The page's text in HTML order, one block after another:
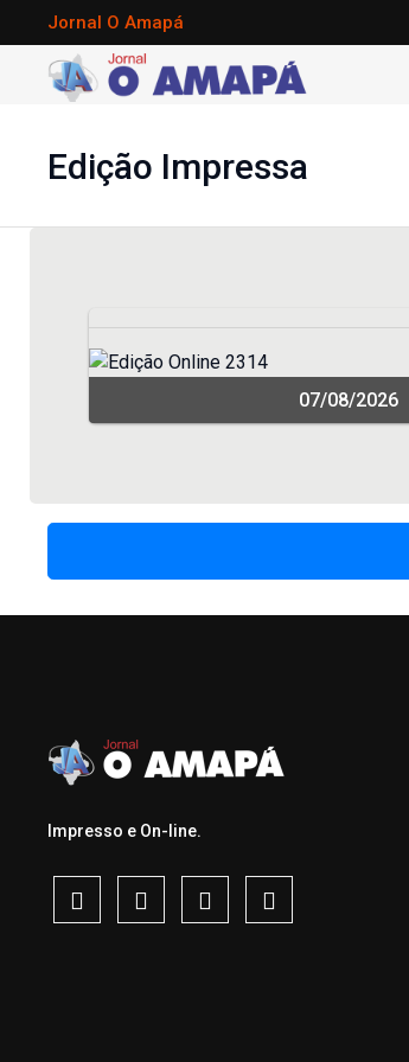
Jornal O Amapá
Edição Impressa
07/08/2026
Impresso e On-line.